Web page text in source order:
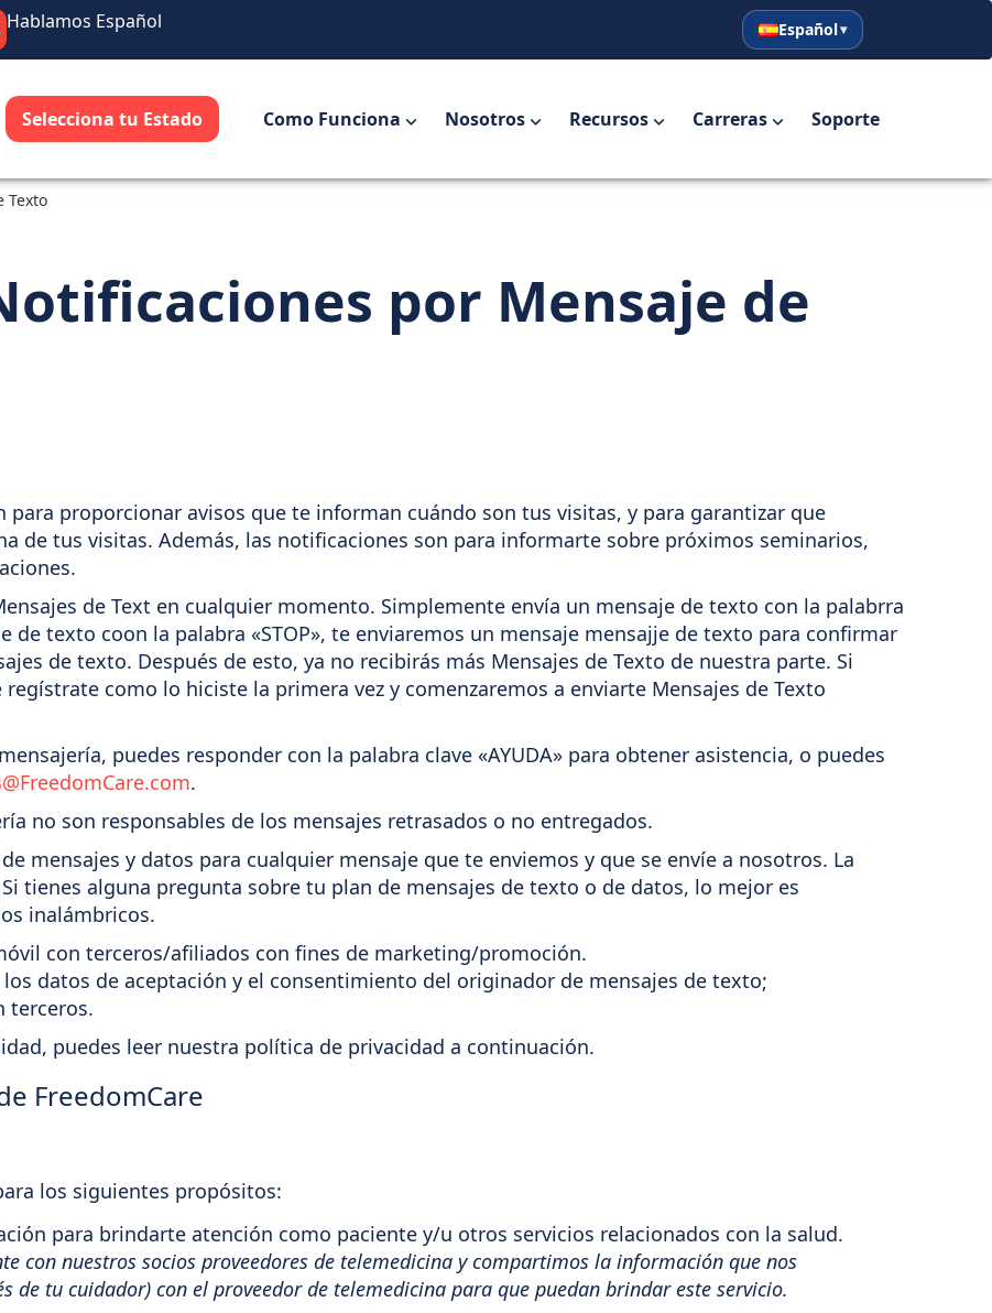
Hablamos Español
English
Español
Español
Selecciona tu Estado Como Funciona Nosotros Recursos Carreras Soporte
Texto
por Mensaje de
para proporcionar avisos que te informan cuándo son tus visitas, y para garantizar que
de tus visitas. Además, las notificaciones son para informarte sobre próximos seminarios,
de Text en cualquier momento. Simplemente envía un mensaje de texto con la palabrra
de texto coon la palabra «STOP», te enviaremos un mensaje mensajje de texto para confirmar
de texto. Después de esto, ya no recibirás más Mensajes de Texto de nuestra parte. Si
como lo hiciste la primera vez y comenzaremos a enviarte Mensajes de Texto
puedes responder con la palabra clave «AYUDA» para obtener asistencia, o puedes
.
no son responsables de los mensajes retrasados o no entregados.
mensajes y datos para cualquier mensaje que te enviemos y que se envíe a nosotros. La
tienes alguna pregunta sobre tu plan de mensajes de texto o de datos, lo mejor es
inalámbricos.
con terceros/afiliados con fines de marketing/promoción.
datos de aceptación y el consentimiento del originador de mensajes de texto;
terceros.
puedes leer nuestra política de privacidad a continuación.
FreedomCare
los siguientes propósitos:
para brindarte atención como paciente y/u otros servicios relacionados con la salud.
con nuestros socios proveedores de telemedicina y compartimos la información que nos
de tu cuidador) con el proveedor de telemedicina para que puedan brindar este servicio.